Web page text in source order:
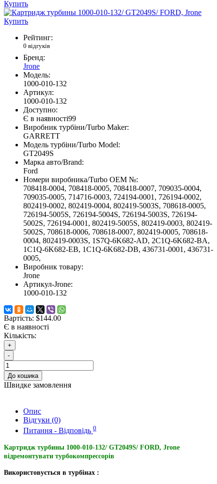
Рейтинг:
0 відгуків
Бренд:
Jrone
Модель:
1000-010-132
Артикул:
1000-010-132
Доступно:
Є в наявності99
Виробник турбіни/Turbo Maker:
GARRETT
Модель турбіни/Turbo Model:
GT2049S
Марка авто/Brand:
Ford
Номери виробника/Turbo OEM №:
708418-0004, 708418-0005, 708418-0007, 709035-0004,
709035-0005, 714716-0003, 724194-0001, 726194-0002,
802419-0002, 802419-0004, 802419-5003S, 708618-0005,
726194-5005S, 726194-5004S, 726194-5003S, 726194-
5002S, 726194-0001, 802419-5005S, 802419-0003, 802419-
5002S, 708618-0006, 708618-0007, 802419-0005, 708618-
0004, 802419-0003S, 1S7Q-6K682-AD, 2C1Q-6K682-BA,
1C1Q-6K682-EB, 1C1Q-6K682-DB, 436731-0001, 436731-
0005,
Виробник товару:
Jrone
Артикул-Jrone:
1000-010-132
Вартість: $144.00
Є в наявності
Кількість:
+
-
До кошика
Швидке замовлення
Опис
Відгуки (0)
Питання - Відповідь 0
Картридж турбины 1000-010-132/ GT2049S/ FORD, Jrone
відремонтувати турбокомпрессорів
Використовується в турбінах :